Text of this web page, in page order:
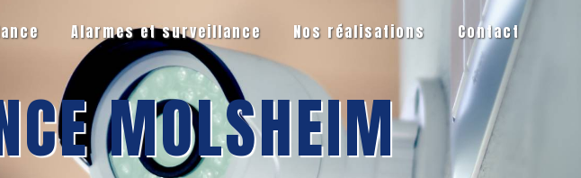
Alarmes et surveillance Nos réalisations Contact
MOLSHEIM